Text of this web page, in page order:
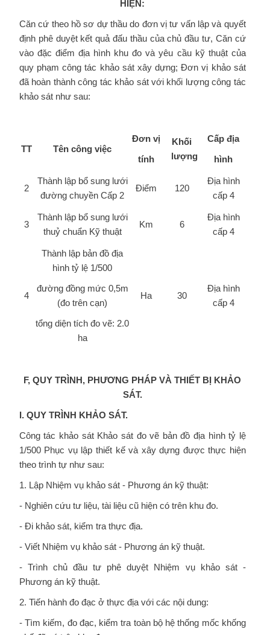
HIỆN:
Căn cứ theo hồ sơ dự thầu do đơn vị tư vấn lập và quyết
định phê duyệt kết quả đấu thầu của chủ đầu tư, Căn cứ
vào đặc điểm địa hình khu đo và yêu cầu kỹ thuật của
quy phạm công tác khảo sát xây dựng; Đơn vị khảo sát
đã hoàn thành công tác khảo sát với khối lượng công tác
khảo sát như sau:
TT Tên công việc
Đơn vị
tính
Khối
lượng
Cấp địa
hình
2
Thành lập bổ sung lưới
đường chuyền Cấp 2
Điểm 120
Địa hình
cấp 4
3
Thành lập bổ sung lưới
thuỷ chuẩn Kỹ thuật
Km 6
Địa hình
cấp 4
4
Thành lập bản đồ địa
hình tỷ lệ 1/500
đường đồng mức 0,5m
(đo trên cạn)
tổng diện tích đo vẽ: 2.0
ha
Ha 30
Địa hình
cấp 4
F, QUY TRÌNH, PHƯƠNG PHÁP VÀ THIẾT BỊ KHẢO
SÁT.
I. QUY TRÌNH KHẢO SÁT.
Công tác khảo sát Khảo sát đo vẽ bản đồ địa hình tỷ lệ
1/500 Phục vụ lập thiết kế và xây dựng được thực hiện
theo trình tự như sau:
1. Lập Nhiệm vụ khảo sát - Phương án kỹ thuật:
- Nghiên cứu tư liệu, tài liệu cũ hiện có trên khu đo.
- Đi khảo sát, kiểm tra thực địa.
- Viết Nhiệm vụ khảo sát - Phương án kỹ thuật.
- Trình chủ đầu tư phê duyệt Nhiệm vụ khảo sát -
Phương án kỹ thuật.
2. Tiến hành đo đạc ở thực địa với các nội dung:
- Tìm kiếm, đo đạc, kiểm tra toàn bộ hệ thống mốc khống